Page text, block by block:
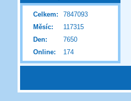
Online: 174
Celkem:
7847093
Měsíc:
117315
Den:
7650